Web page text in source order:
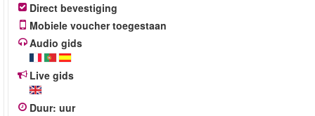
Direct bevestiging
Mobiele voucher toegestaan
Audio gids
Live gids
Duur: uur